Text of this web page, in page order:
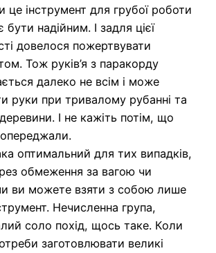
це інструмент для грубої роботи
бути надійним. І задля цієї
довелося пожертвувати
Тож руків’я з паракорду
далеко не всім і може
руки при тривалому рубанні та
І не кажіть потім, що
оптимальний для тих випадків,
обмеження за вагою чи
ви можете взяти з собою лише
Нечисленна група,
соло похід, щось таке. Коли
заготовлювати великі